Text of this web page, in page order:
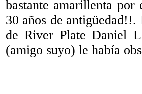
bastante amarillenta
30 años de
de River Plate Daniel
(amigo suyo) le había